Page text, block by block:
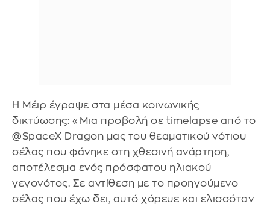
Η Μέιρ έγραψε στα μέσα κοινωνικής
δικτύωσης: «Μια προβολή σε timelapse από το
@SpaceX Dragon μας του θεαματικού νότιου
σέλας που φάνηκε στη χθεσινή ανάρτηση,
αποτέλεσμα ενός πρόσφατου ηλιακού
γεγονότος. Σε αντίθεση με το προηγούμενο
σέλας που έχω δει, αυτό χόρευε και ελισσόταν